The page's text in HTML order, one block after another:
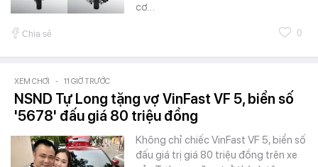
cơ…
Chia sẻ 0
XEM CHƠI - 11 GIỜ TRƯỚC
NSND Tự Long tặng vợ VinFast VF 5, biển số
'5678' đấu giá 80 triệu đồng
Không chỉ chiếc VinFast VF 5, biển số
đấu giá trị giá 80 triệu đồng trên xe